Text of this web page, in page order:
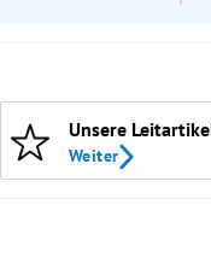
Unsere
Weiter